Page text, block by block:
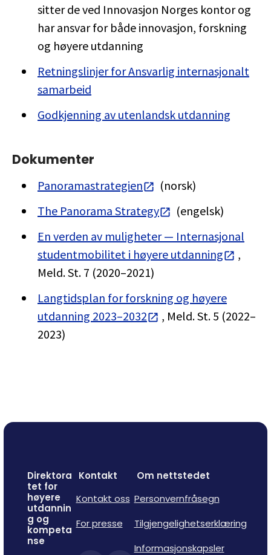
sitter de ved Innovasjon Norges kontor og
har ansvar for både innovasjon, forskning
og høyere utdanning
Retningslinjer for Ansvarlig internasjonalt
samarbeid
Godkjenning av utenlandsk utdanning
Dokumenter
Panoramastrategien
(norsk)
The Panorama Strategy
(engelsk)
En verden av muligheter — Internasjonal
studentmobilitet i høyere utdanning
,
Meld. St. 7 (2020–2021)
Langtidsplan for forskning og høyere
utdanning 2023–2032
, Meld. St. 5 (2022–
2023)
Direktora
tet for
høyere
utdannin
g og
kompeta
nse
Kontakt
Kontakt oss
For presse
Om nettstedet
Personvernfråsegn
Tilgjengelighetserklæring
Informasjonskapsler